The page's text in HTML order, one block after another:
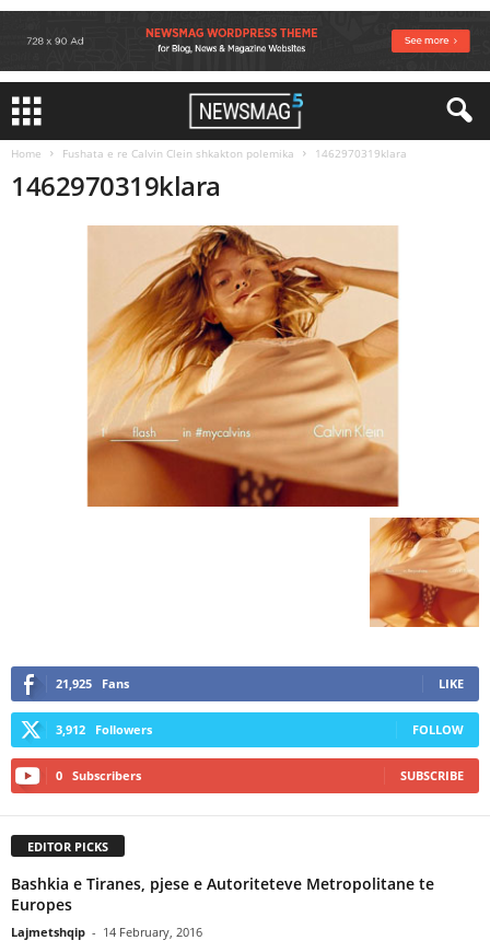
Home Fushata e re Calvin Clein shkakton polemika 1462970319klara
1462970319klara
21,925 Fans LIKE
3,912 Followers FOLLOW
0 Subscribers SUBSCRIBE
EDITOR PICKS
Bashkia e Tiranes, pjese e Autoriteteve Metropolitane te
Europes
Lajmetshqip - 14 February, 2016